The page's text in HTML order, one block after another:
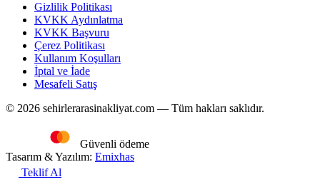
Gizlilik Politikası
KVKK Aydınlatma
KVKK Başvuru
Çerez Politikası
Kullanım Koşulları
İptal ve İade
Mesafeli Satış
© 2026 sehirlerarasinakliyat.com — Tüm hakları saklıdır.
Güvenli ödeme
Tasarım & Yazılım: Emixhas
Teklif Al